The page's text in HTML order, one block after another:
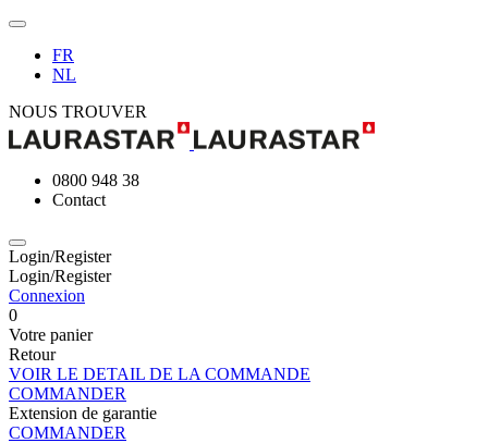
FR
NL
NOUS TROUVER
0800 948 38
Contact
Login/Register
Login/Register
Connexion
0
Votre panier
Retour
VOIR LE DETAIL DE LA COMMANDE
COMMANDER
Extension de garantie
COMMANDER